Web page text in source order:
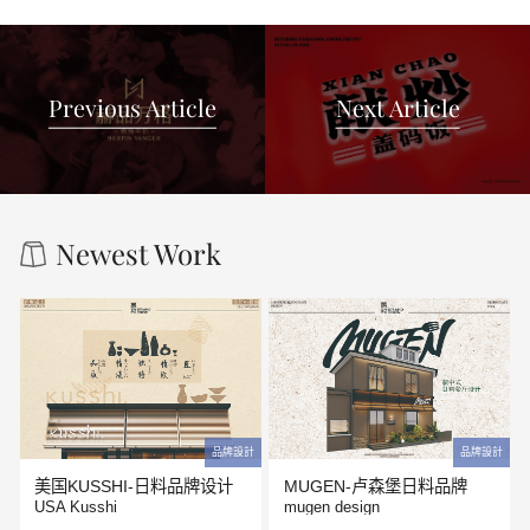
Previous Article Next Article
Newest Work
品牌設計
美国KUSSHI-日料品牌设计
USA Kusshi
品牌設計
MUGEN-卢森堡日料品牌
mugen design